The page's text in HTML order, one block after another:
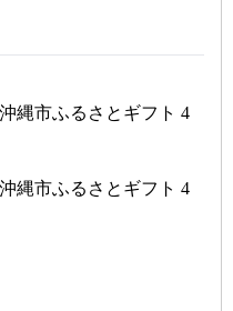
縄市ふるさとギフト 4
縄市ふるさとギフト 4